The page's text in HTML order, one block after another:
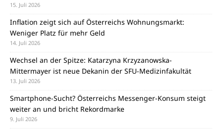
15. Juli 2026
Inflation zeigt sich auf Österreichs Wohnungsmarkt:
Weniger Platz für mehr Geld
14. Juli 2026
Wechsel an der Spitze: Katarzyna Krzyzanowska-
Mittermayer ist neue Dekanin der SFU-Medizinfakultät
13. Juli 2026
Smartphone-Sucht? Österreichs Messenger-Konsum steigt
weiter an und bricht Rekordmarke
9. Juli 2026